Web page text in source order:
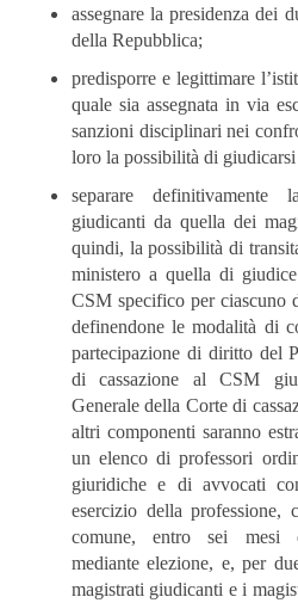
assegnare la presidenza dei
della Repubblica;
predisporre e legittimare
quale sia assegnata in via
sanzioni disciplinari nei
loro la possibilità di
separare
giudicanti da quella dei
quindi, la possibilità di
ministero a quella di
CSM specifico per ciascuno
definendone le modalità di
partecipazione di diritto del
di cassazione al CSM
Generale della Corte di
altri componenti saranno
un elenco di professori
giuridiche e di avvocati
esercizio della professione,
comune, entro sei mesi
mediante elezione, e, per
magistrati giudicanti e i